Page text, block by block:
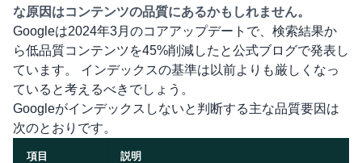
な原因はコンテンツの品質にあるかもしれません。
Googleは2024年3月のコアアップデートで、検索結果か
ら低品質コンテンツを45%削減したと公式ブログで発表し
ています。 インデックスの基準は以前よりも厳しくなっ
ていると考えるべきでしょう。
Googleがインデックスしないと判断する主な品質要因は
次のとおりです。
項目 説明